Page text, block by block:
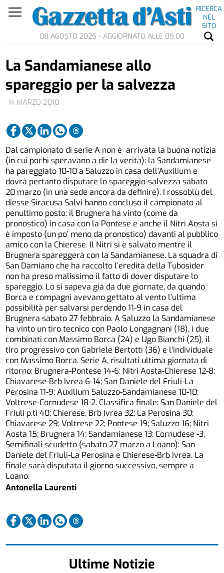
RICERCA
NEL
SITO
08 AGOSTO 2026 - AGGIORNATO ALLE 09.00
14 MARZO 2010
La Sandamianese allo
spareggio per la salvezza
Dal campionato di serie A non è arrivata la buona notizia
(in cui pochi speravano a dir la verità): la Sandamianese
ha pareggiato 10-10 a Saluzzo in casa dell’Auxilium e
dovrà pertanto disputare lo spareggio-salvezza sabato
20 marzo (in una sede ancora da definire). I rossoblù del
diesse Siracusa Salvi hanno concluso il campionato al
penultimo posto: il Brugnera ha vinto (come da
pronostico) in casa con la Pontese e anche il Nitri Aosta si
è imposto (un po’ meno da pronostico) davanti al pubblico
amico con la Chierese. Il Nitri si è salvato mentre il
Brugnera spareggerà con la Sandamianese. La squadra di
San Damiano che ha raccolto l’eredità della Tubosider
non ha preso malissimo il fatto di dover disputare lo
spareggio. Lo si sapeva già da due giornate, da quando
Borca e compagni avevano gettato al vento l’ultima
possibilità per salvarsi perdendo 11-9 in casa del
Brugnera sabato 27 febbraio. A Saluzzo la Sandamianese
ha vinto un tiro tecnico con Paolo Longagnani (18), i due
combinati con Massimo Borca (24) e Ugo Bianchi (25), il
tiro progressivo con Gabriele Bertotti (36) e l’individuale
con Massimo Borca. Serie A, risultati ultima giornata di
ritorno: Brugnera-Pontese 14-6; Nitri Aosta-Chierese 12-8;
Chiavarese-Brb Ivrea 6-14; San Daniele del Friuli-La
Perosina 11-9; Auxilium Saluzzo-Sandamianese 10-10;
Voltrese-Cornudese 18-2. Classifica finale: San Daniele del
Friuli p.ti 40; Chierese, Brb Ivrea 32; La Perosina 30;
Chiavarese 29; Voltrese 22; Pontese 19; Saluzzo 16; Nitri
Aosta 15; Brugnera 14; Sandamianese 13; Cornudese -3.
Semifinali-scudetto (sabato 27 marzo a Loano): San
Daniele del Friuli-La Perosina e Chierese-Brb Ivrea. La
finale sarà disputata il giorno successivo, sempre a
Loano.
Antonella Laurenti
Ultime Notizie